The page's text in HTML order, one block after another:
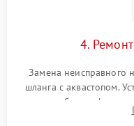
4.
Замена неисправного
шланга с аквастопом.
патрубках и
управления,